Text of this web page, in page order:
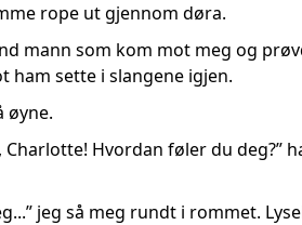
rope ut gjennom døra.
mann som kom mot meg og
ham sette i slangene igjen.
øyne.
Charlotte! Hvordan føler du
jeg så meg rundt i rommet.